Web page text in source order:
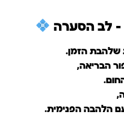
שלהבת הזמן.
הבריאה,
הלהבה הפנימית.